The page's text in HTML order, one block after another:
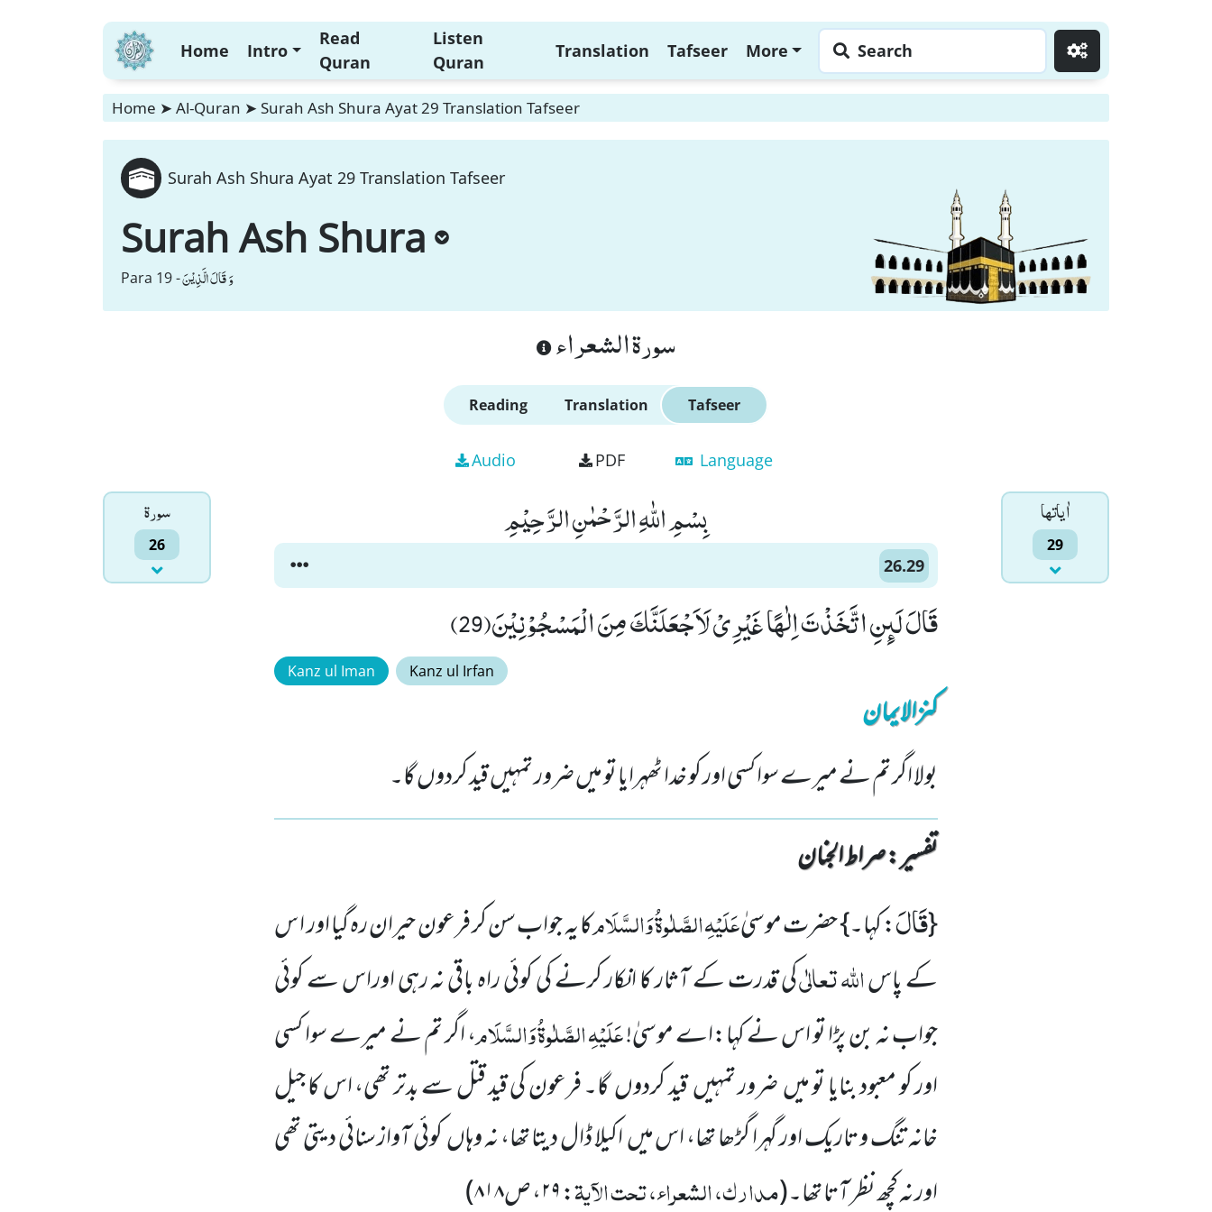
Home Intro
Read
Quran
Listen
Quran
Translation Tafseer More Search
Home ➤ Al-Quran ➤ Surah Ash Shura Ayat 29 Translation Tafseer
Surah Ash Shura Ayat 29 Translation Tafseer
Surah Ash Shura
Para 19 -وَ قَالَ الَّذِیْنَ
سورة الشعراء
Reading Translation Tafseer
Audio PDF Language
سورۃ
26
اٰياتها
29
بِسْمِ اللّٰهِ الرَّحْمٰنِ الرَّحِیْمِ
26.29
قَالَ لَىٕنِ اتَّخَذْتَ اِلٰهًا غَیْرِیْ لَاَجْعَلَنَّكَ مِنَ الْمَسْجُوْنِیْنَ(29)
Kanz ul Iman Kanz ul Irfan
کنزالایمان
بولا اگر تم نے میرے سوا کسی اور کو خدا ٹھہرایا تو میں ضرور تمہیں قید کردوں گا۔
تفسیر : ‎صراط الجنان
{قَالَ: کہا۔} حضرت موسیٰعَلَیْہِالصَّلٰوۃُوَالسَّلَامکا یہ جواب سن کر فرعون حیران رہ گیا اور ا س
کے پاساللہتعالٰیکی قدرت کے آثار کا انکار کرنے کی کوئی راہ باقی نہ رہی اوراس سے کوئی
جواب نہ بن پڑا تو اس نے کہا:اے موسیٰ!عَلَیْہِالصَّلٰوۃُوَالسَّلَام، اگر تم نے میرے سوا کسی
اور کو معبود بنایا تو میں ضرور تمہیں قید کردوں گا۔ فرعون کی قید قتل سے بدتر تھی، اس کا جیل
خانہ تنگ و تاریک اور گہرا گڑھا تھا، اس میں اکیلا ڈال دیتا تھا، نہ وہاں کوئی آواز سنائی دیتی تھی
اور نہ کچھ نظر آتا تھا۔(مدارک، الشعراء، تحت الآیۃ:۲۹،ص۸۱۸ )